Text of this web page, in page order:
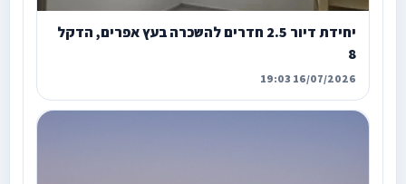
יחידת דיור 2.5 חדרים להשכרה בעץ אפרים, הדקל
8
16/07/2026 19:03